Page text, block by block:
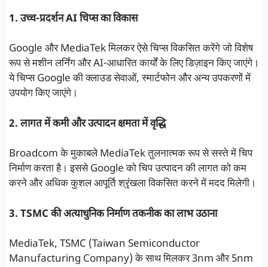
1. उच्च-प्रदर्शन AI चिप्स का विकास
Google और MediaTek मिलकर ऐसे चिप्स विकसित करेंगे जो विशेष
रूप से मशीन लर्निंग और AI-आधारित कार्यों के लिए डिज़ाइन किए जाएंगे।
ये चिप्स Google की क्लाउड सेवाओं, स्मार्टफोन और अन्य उपकरणों में
उपयोग किए जाएंगे।
2. लागत में कमी और उत्पादन क्षमता में वृद्धि
Broadcom के मुकाबले MediaTek तुलनात्मक रूप से सस्ते में चिप
निर्माण करता है। इससे Google को चिप उत्पादन की लागत को कम
करने और अधिक कुशल आपूर्ति श्रृंखला विकसित करने में मदद मिलेगी।
3. TSMC की अत्याधुनिक निर्माण तकनीक का लाभ उठाना
MediaTek, TSMC (Taiwan Semiconductor
Manufacturing Company) के साथ मिलकर 3nm और 5nm